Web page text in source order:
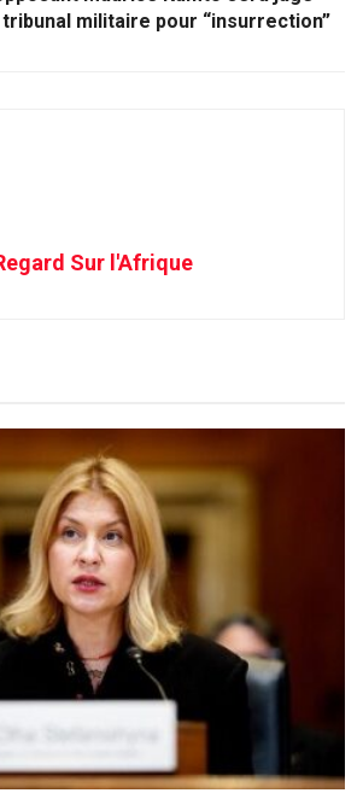
militaire pour “insurrection”
Sur l'Afrique